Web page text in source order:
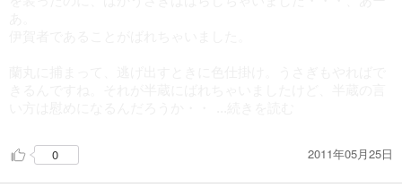
0 2011年05月25日